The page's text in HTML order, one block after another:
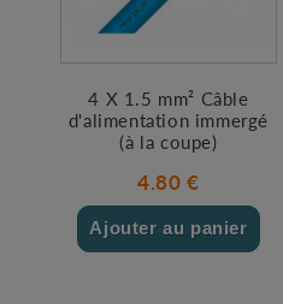
4 X 1.5 mm² Câble
d'alimentation immergé
(à la coupe)
4.80 €
Ajouter au panier